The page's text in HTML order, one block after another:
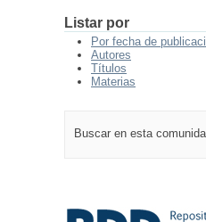
Listar por
Por fecha de
Autores
Títulos
Materias
Buscar en esta